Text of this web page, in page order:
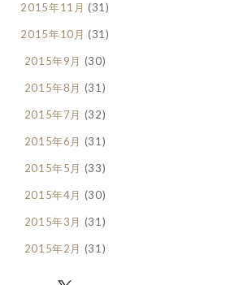
2015年11月 (31)
2015年10月 (31)
2015年9月 (30)
2015年8月 (31)
2015年7月 (32)
2015年6月 (31)
2015年5月 (33)
2015年4月 (30)
2015年3月 (31)
2015年2月 (31)